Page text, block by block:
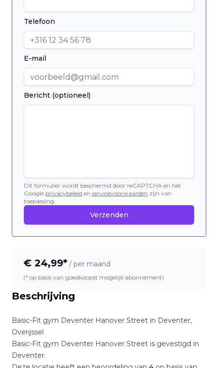
Beschrijving
Basic-Fit gym Deventer Hanover Street in Deventer,
Overijssel
Basic-Fit gym Deventer Hanover Street is gevestigd in
Deventer.
Telefoon
E-mail
Bericht (optioneel)
Dit formulier wordt beschermd door reCAPTCHA en het
Google privacybeleid en servicevoorwaarden zijn van
toepassing.
Verzenden
€ 24,99* / per maand
(* op basis van goedkoopst mogelijk abonnement)